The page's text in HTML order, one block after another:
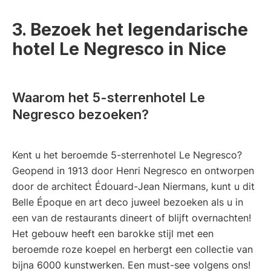
3. Bezoek het legendarische
hotel Le Negresco in Nice
Waarom het 5-sterrenhotel Le
Negresco bezoeken?
Kent u het beroemde 5-sterrenhotel Le Negresco?
Geopend in 1913 door Henri Negresco en ontworpen
door de architect Édouard-Jean Niermans, kunt u dit
Belle Époque en art deco juweel bezoeken als u in
een van de restaurants dineert of blijft overnachten!
Het gebouw heeft een barokke stijl met een
beroemde roze koepel en herbergt een collectie van
bijna 6000 kunstwerken. Een must-see volgens ons!